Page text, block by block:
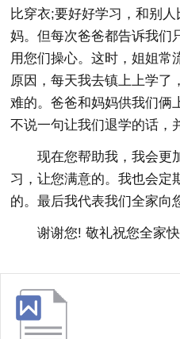
比穿衣;要好好学习，和别
妈。但每次爸爸都告诉我们
用您们操心。这时，姐姐常
原因，每天我去镇上上学了
难的。爸爸和妈妈供我们俩
不说一句让我们退学的话，
现在您帮助我，我会更
习，让您满意的。我也会定
的。最后我代表我们全家向
谢谢您! 敬礼祝您全家